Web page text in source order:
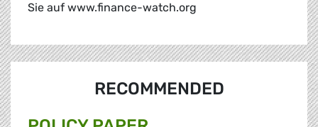
Sie auf www.finance-watch.org
RECOMMENDED